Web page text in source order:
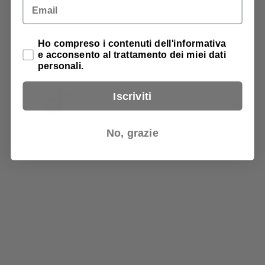
Chi Siamo
Contattaci
Chi Siamo
Contattaci
Privacy Policy
Ho compreso i contenuti dell'informativa
e acconsento al trattamento dei miei dati
personali.
Iscriviti
No, grazie